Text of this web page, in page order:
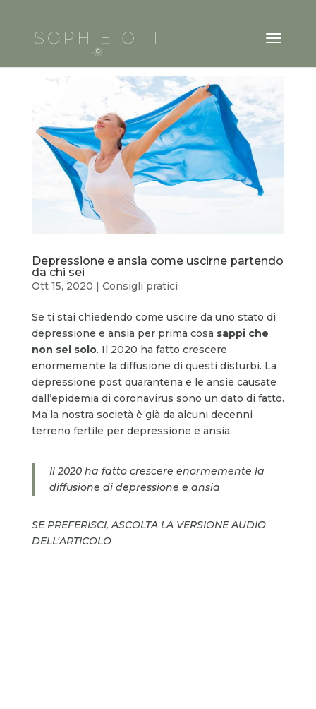
Depressione e ansia come uscirne partendo
da chi sei
Ott 15, 2020 | Consigli pratici
Se ti stai chiedendo come uscire da uno stato di
depressione e ansia per prima cosa sappi che
non sei solo. Il 2020 ha fatto crescere
enormemente la diffusione di questi disturbi. La
depressione post quarantena e le ansie causate
dall’epidemia di coronavirus sono un dato di fatto.
Ma la nostra società è già da alcuni decenni
terreno fertile per depressione e ansia.
Il 2020 ha fatto crescere enormemente la
diffusione di depressione e ansia
SE PREFERISCI, ASCOLTA LA VERSIONE AUDIO
DELL’ARTICOLO